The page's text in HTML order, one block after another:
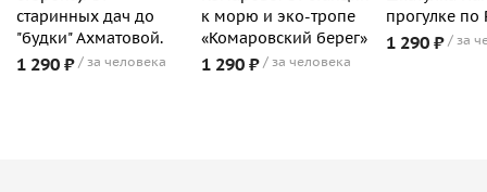
старинных дач до
"будки" Ахматовой.
1 290 ₽ за человека
к морю и эко-тропе
«Комаровский берег»
1 290 ₽ за человека
прогулке по
1 290 ₽ за